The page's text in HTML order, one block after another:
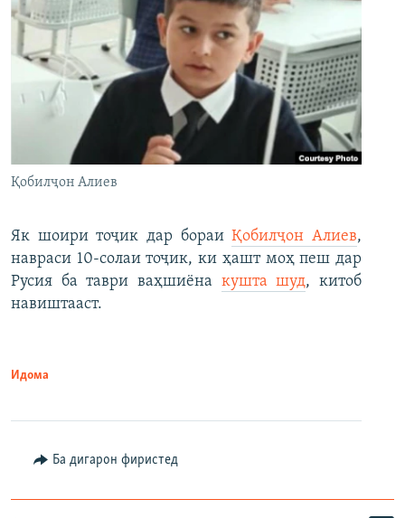
Қобилҷон Алиев
Як шоири тоҷик дар бораиҚобилҷон Алиев,
навраси 10-солаи тоҷик, ки ҳашт моҳ пеш дар
Русия ба таври ваҳшиёна кушта шуд, китоб
навиштааст.
Идома
Ба дигарон фиристед